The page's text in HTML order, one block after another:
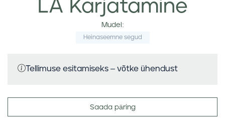
LA Karjatamine
Mudel:
Heinaseemne segud
Tellimuse esitamiseks – võtke ühendust
Saada päring